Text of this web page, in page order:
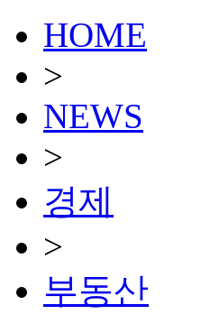
HOME
>
NEWS
>
경제
>
부동산